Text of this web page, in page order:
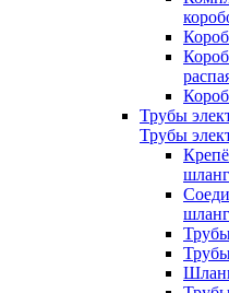
Трубы
Трубы